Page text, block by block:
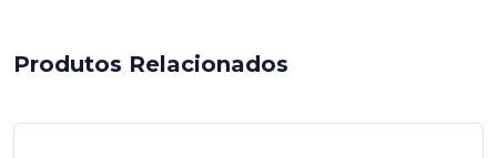
Produtos Relacionados